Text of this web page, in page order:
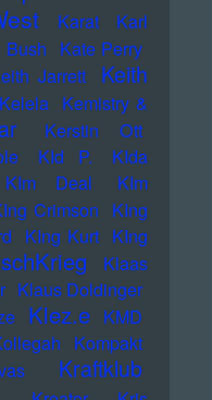
Karat
Karl
Bush Kate Perry
Jarrett
Keith
Kelela Kemistry &
Kerstin Ott
KId P.
KIda
KIm Deal
KIm
Crimson KIng
KIng Kurt KIng
Klaas
Klaus Doldinger
Klez.e KMD
Kompakt
Kraftklub